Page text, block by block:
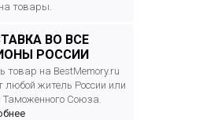
товары.
ВО ВСЕ
РОССИИ
товар на BestMemory.ru
любой житель России или
Таможенного Союза.